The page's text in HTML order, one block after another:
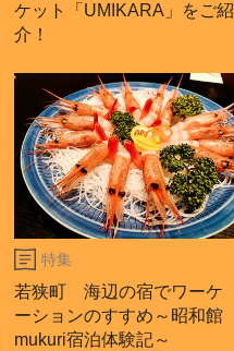
ケット「UMIKARA」をご紹
介！
特集
若狭町 海辺の宿でワーケ
ーションのすすめ～昭和館
mukuri宿泊体験記～